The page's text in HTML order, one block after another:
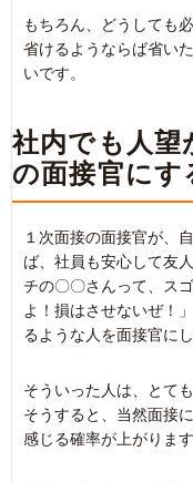
もちろん、どうしても
省けるようならば省い
いです。
社内でも人望
の面接官にす
１次面接の面接官が、
ば、社員も安心して友
チの〇〇さんって、ス
よ！損はさせないぜ！
るような人を面接官に
そういった人は、とて
そうすると、当然面接
感じる確率が上がります